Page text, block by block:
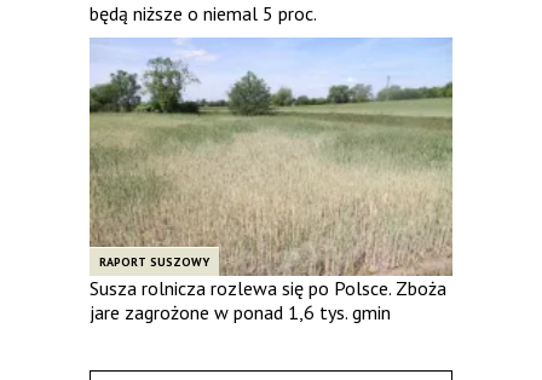
będą niższe o niemal 5 proc.
RAPORT SUSZOWY
Susza rolnicza rozlewa się po Polsce. Zboża
jare zagrożone w ponad 1,6 tys. gmin